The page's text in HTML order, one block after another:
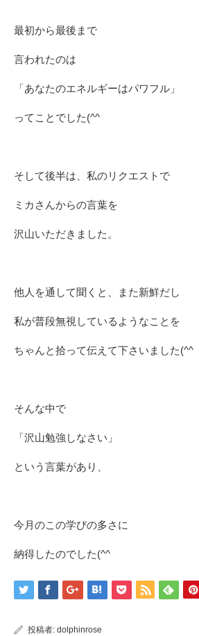
最初から最後まで
言われたのは
「あなたのエネルギーはパワフル」
ってことでした(^^ゞ
そして後半は、私のリクエストで
ミカさんからの言葉を
沢山いただきました。
他人を通して聞くと、また新鮮だし
私が普段無視しているようなことを
ちゃんと拾って伝えて下さいました(^^ゞ
そんな中で
「沢山勉強しなさい」
という言葉があり、
今月のこの学びの多さに
納得したのでした(^^ゞ
投稿者: dolphinrose